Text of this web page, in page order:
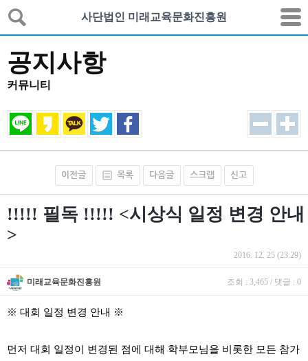
사단법인 미래교육문화진흥원
공지사항
커뮤니티
이전글 목록 다음글 스크랩 신고
미래교육문화진흥원
!!!!! 필독 !!!!! <시상식 일정 변경 안내
>
2016. 12. 25 (23:29)
조회 : 3,465 / 댓글 : 0
※ 대회 일정 변경 안내 ※
먼저 대회 일정이 변경된 점에 대해 학부모님을 비롯한 모든 참가